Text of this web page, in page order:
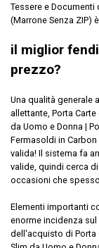
Tessere e
(Marrone Senza ZIP)
il miglior
prezzo?
Una qualità generale
allettante, Porta
da Uomo e Donna |
Fermasoldi in
valida! Il sistema fa
valide, quindi cerca
occasioni che
Elementi importanti
enorme incidenza
dell'acquisto di Porta